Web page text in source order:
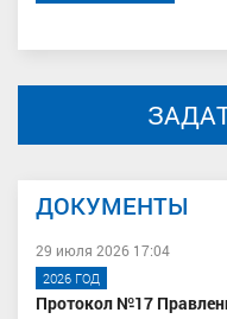
ДОКУМЕНТЫ
29 июля 2026 17:04
2026 ГОД
Протокол №17